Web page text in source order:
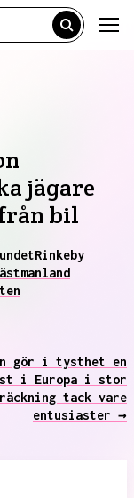
jägare
bil
Rinkeby
gör i tysthet en
i Europa i stor
tack vare
entusiaster →